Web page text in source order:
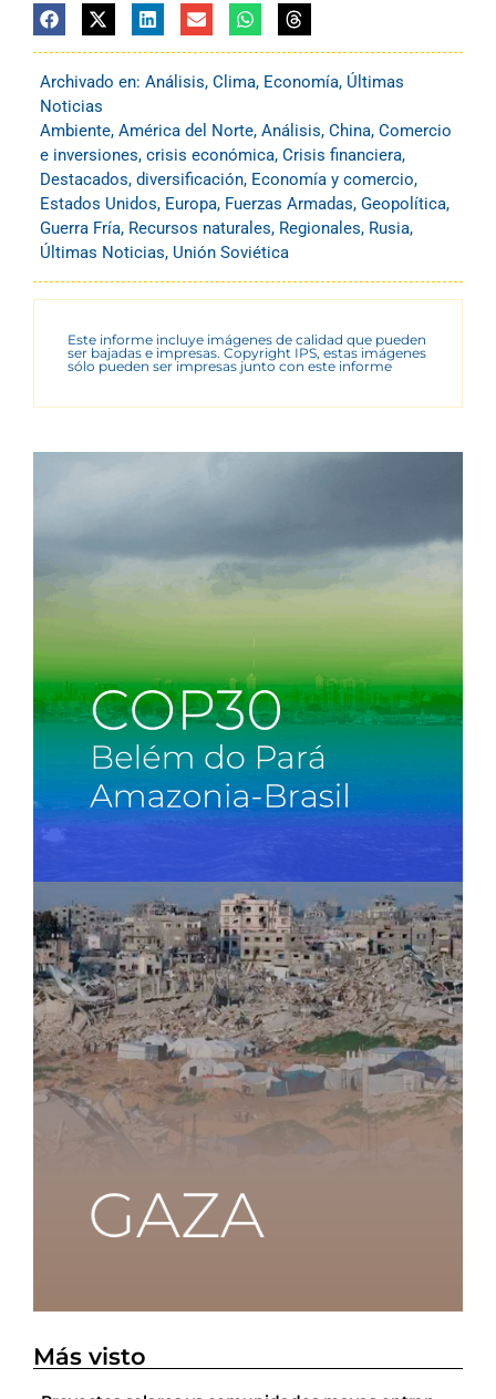
Archivado en: Análisis, Clima, Economía, Últimas
Noticias
Ambiente, América del Norte, Análisis, China, Comercio
e inversiones, crisis económica, Crisis financiera,
Destacados, diversificación, Economía y comercio,
Estados Unidos, Europa, Fuerzas Armadas, Geopolítica,
Guerra Fría, Recursos naturales, Regionales, Rusia,
Últimas Noticias, Unión Soviética
Este informe incluye imágenes de calidad que pueden
ser bajadas e impresas. Copyright IPS, estas imágenes
sólo pueden ser impresas junto con este informe
Más visto